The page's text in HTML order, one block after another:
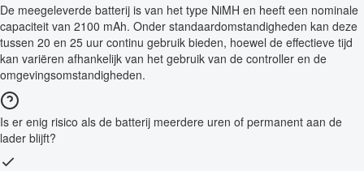
De meegeleverde batterij is van het type NiMH en heeft een nominale
capaciteit van 2100 mAh. Onder standaardomstandigheden kan deze
tussen 20 en 25 uur continu gebruik bieden, hoewel de effectieve tijd
kan variëren afhankelijk van het gebruik van de controller en de
omgevingsomstandigheden.
Is er enig risico als de batterij meerdere uren of permanent aan de
lader blijft?